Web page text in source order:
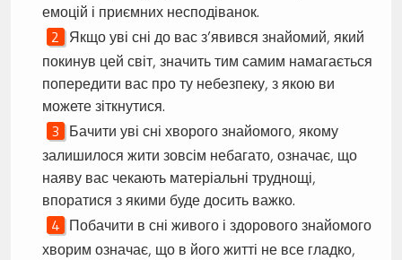
емоцій і приємних несподіванок.
Якщо уві сні до вас з’явився знайомий, який
покинув цей світ, значить тим самим намагається
попередити вас про ту небезпеку, з якою ви
можете зіткнутися.
Бачити уві сні хворого знайомого, якому
залишилося жити зовсім небагато, означає, що
наяву вас чекають матеріальні труднощі,
впоратися з якими буде досить важко.
Побачити в сні живого і здорового знайомого
хворим означає, що в його житті не все гладко,